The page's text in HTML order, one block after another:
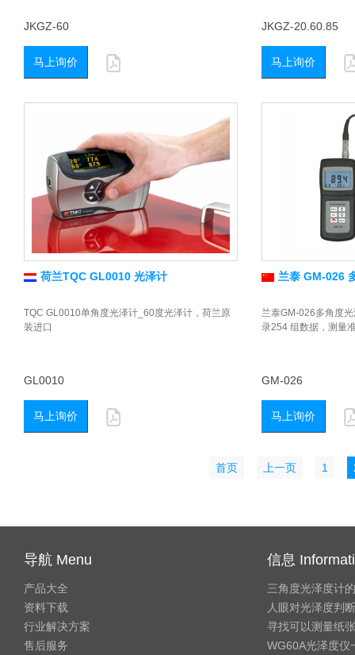
JKGZ-60
马上询价
JKGZ-20.60.85
马上询价
荷兰TQC GL0010 光泽计
TQC GL0010单角度光泽计_60度光泽计，荷兰原
装进口
GL0010
马上询价
兰泰 GM-026
兰泰GM-026多角度
录254 组数据，测量
GM-026
马上询价
首页 上一页 1
导航 Menu
产品大全
资料下载
行业解决方案
售后服务
信息
三角度光泽度计
人眼对光泽度判断
寻找可以测量纸
WG60A光泽度仪